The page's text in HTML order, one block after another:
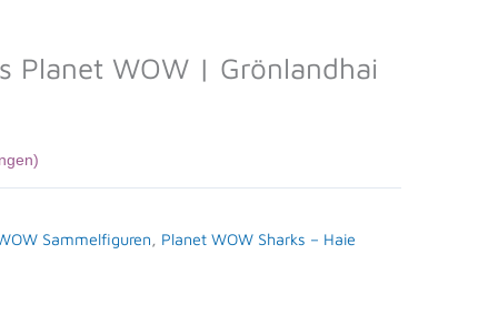
Planet WOW | Grönlandhai
Sammelfiguren Planet WOW Sharks – Haie